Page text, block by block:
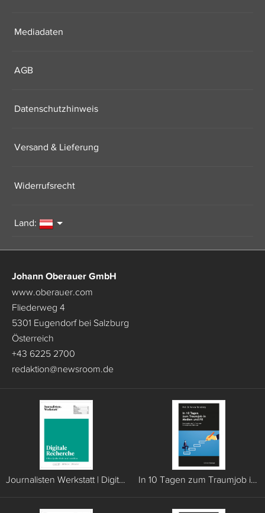
Mediadaten
AGB
Datenschutzhinweis
Versand & Lieferung
Widerrufsrecht
Land:
Johann Oberauer GmbH
www.oberauer.com
Fliederweg 4
5301 Eugendorf bei Salzburg
Österreich
+43 6225 2700
redaktion@newsroom.de
Journalisten Werkstatt | Digitale Recherche In 10 Tagen zum Traumjob in Medien und PR